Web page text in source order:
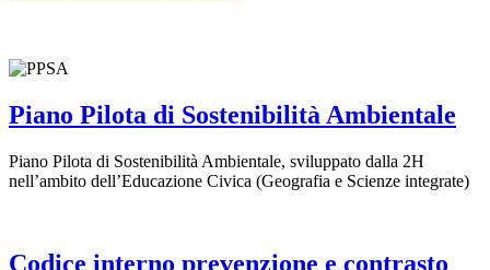
Piano Pilota di Sostenibilità Ambientale
Piano Pilota di Sostenibilità Ambientale, sviluppato dalla 2H
nell’ambito dell’Educazione Civica (Geografia e Scienze integrate)
Codice interno prevenzione e contrasto